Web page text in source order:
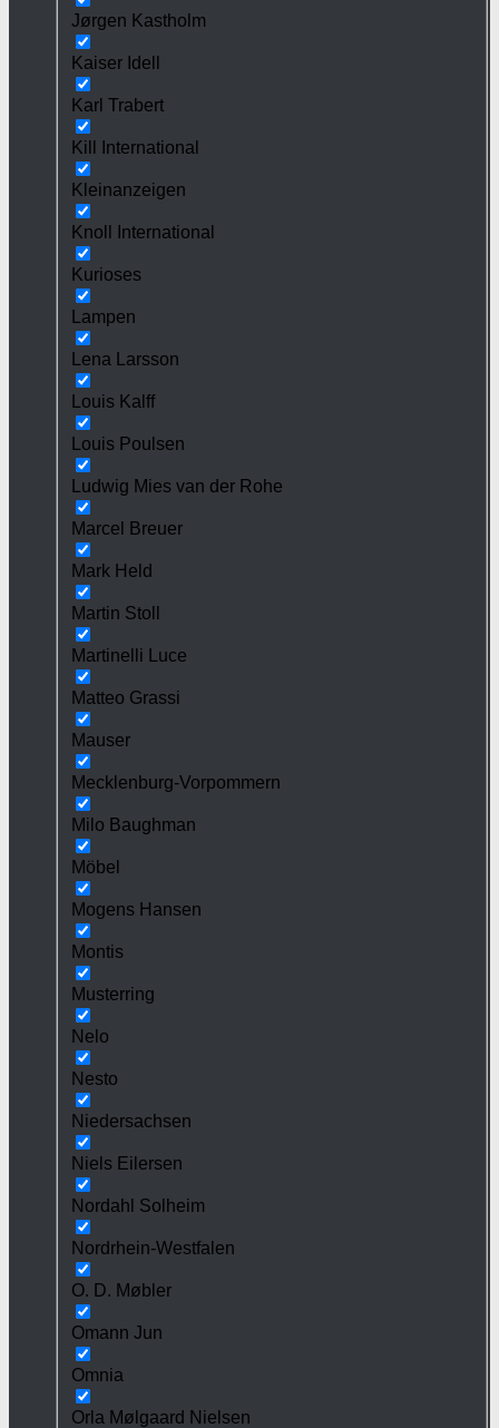
Jørgen Kastholm
Kaiser Idell
Karl Trabert
Kill International
Kleinanzeigen
Knoll International
Kurioses
Lampen
Lena Larsson
Louis Kalff
Louis Poulsen
Ludwig Mies van der Rohe
Marcel Breuer
Mark Held
Martin Stoll
Martinelli Luce
Matteo Grassi
Mauser
Mecklenburg-Vorpommern
Milo Baughman
Möbel
Mogens Hansen
Montis
Musterring
Nelo
Nesto
Niedersachsen
Niels Eilersen
Nordahl Solheim
Nordrhein-Westfalen
O. D. Møbler
Omann Jun
Omnia
Orla Mølgaard Nielsen